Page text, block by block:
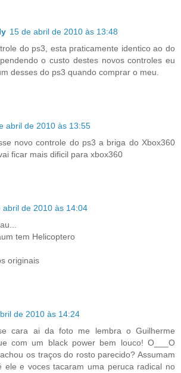
15 de abril de 2010 às 13:48
do ps3, esta praticamente identico ao do
o custo destes novos controles eu
desses do ps3 quando comprar o meu.
abril de 2010 às 13:55
novo controle do ps3 a briga do Xbox360
ficar mais dificil para xbox360
abril de 2010 às 14:04
tem Helicoptero
originais
de 2010 às 14:24
cara ai da foto me lembra o Guilherme
com um black power bem louco! O___O
os traços do rosto parecido? Assumam
ele e voces tacaram uma peruca radical no